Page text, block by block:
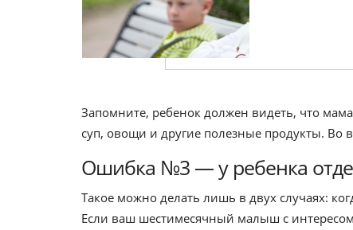
Запомните, ребенок должен видеть, что
суп, овощи и другие полезные продукты. Во
Ошибка №3 — у ребенка
Такое можно делать лишь в двух случаях:
Если ваш шестимесячный малыш с интересом